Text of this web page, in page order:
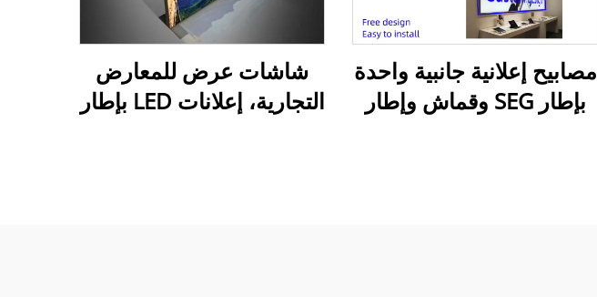
مصابيح إعلانية جانبية واحدة
بإطار SEG وقماش وإطار
شاشات عرض للمعارض
التجارية، إعلانات LED بإطار